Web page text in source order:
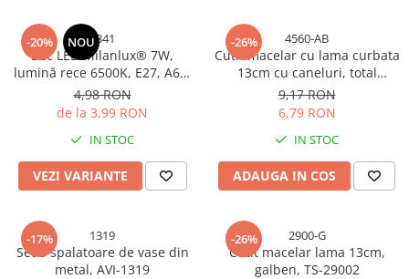
Aplice fatada
Aplice si plafoniere
Cabluri electrice si conductori
Cabluri si adaptoare
Lampi si veioze
Lustre si pendule
Prelungitoare
-20% NOU5341
Bec LED Milanlux® 7W,
lumină rece 6500K, E27, A60,
630 lm, clasa energetică F,
AVI-5341
4,98 RON
de la 3,99 RON
IN STOC
VEZI VARIANTE
-26% 4560-AB
Cutit macelar cu lama curbata
13cm cu caneluri, total
26.5cm, albastru, AVI-4560
9,17 RON
6,79 RON
IN STOC
ADAUGA IN COS
-17% 1319
Set 5 spalatoare de vase din
metal, AVI-1319
-26% 2900-G
Cutit macelar lama 13cm,
galben, TS-29002